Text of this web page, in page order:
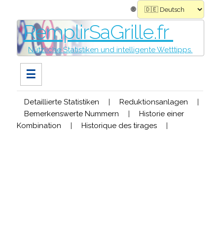
🌐
RemplirSaGrille.fr
Nützliche Statistiken und intelligente Wetttipps.
☰
Detaillierte Statistiken | Reduktionsanlagen
|
Bemerkenswerte Nummern
|
Historie einer
Kombination
| Historique des tirages |